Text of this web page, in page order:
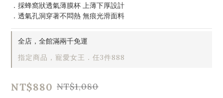
．採蜂窩狀透氣薄膜杯 上薄下厚設計
．透氣孔洞穿著不悶熱 無痕光滑面料
全店，全館滿兩千免運
指定商品，寵愛女王．任3件888
NT$880 NT$1,080